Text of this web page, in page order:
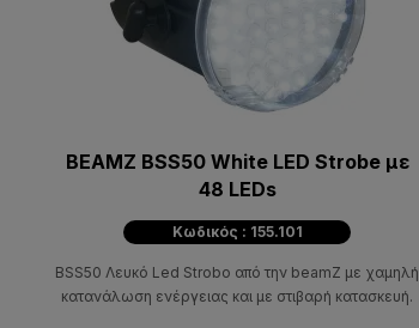
BEAMZ BSS50 White LED Strobe με
48 LEDs
Κωδικός : 155.101
BSS50 Λευκό Led Strobo από την beamZ με χαμηλή
κατανάλωση ενέργειας και με στιβαρή κατασκευή.